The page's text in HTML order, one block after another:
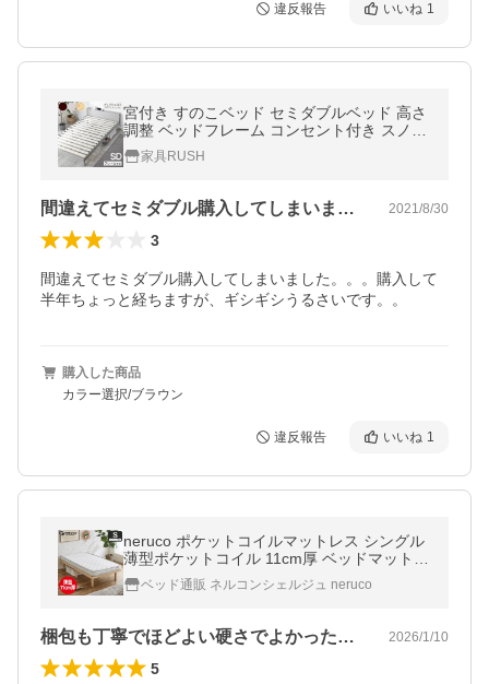
違反報告 いいね 1
宮付き すのこベッド セミダブルベッド 高さ
調整 ベッドフレーム コンセント付き スノコ
ローベッド SD シンプル 木製 棚 ヘッドボー
ド 宮棚 ベット ark アーク
家具RUSH
間違えてセミダブル購入してしまいました… 2021/8/30
3
間違えてセミダブル購入してしまいました。。。購入して
半年ちょっと経ちますが、ギシギシうるさいです。。
購入した商品
カラー選択/ブラウン
違反報告 いいね 1
neruco ポケットコイルマットレス シングル
薄型ポケットコイル 11cm厚 ベッドマットレ
ス スプリングマットレス 体圧分散 安心清潔
ベッド通販 ネルコンシェルジュ neruco
梱包も丁寧でほどよい硬さでよかったです… 2026/1/10
5